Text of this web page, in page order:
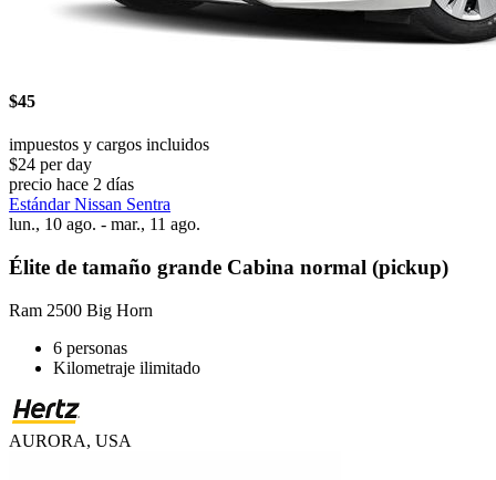
$45
impuestos y cargos incluidos
$24 per day
precio hace 2 días
Estándar Nissan Sentra
lun., 10 ago. - mar., 11 ago.
Élite de tamaño grande Cabina normal (pickup)
Ram 2500 Big Horn
6 personas
Kilometraje ilimitado
AURORA, USA